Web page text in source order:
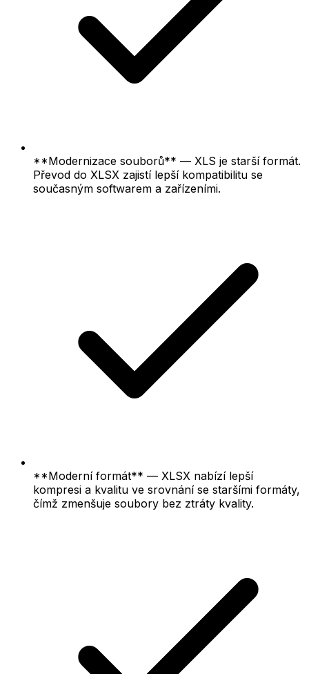
**Modernizace souborů** — XLS je starší formát.
Převod do XLSX zajistí lepší kompatibilitu se
současným softwarem a zařízeními.
**Moderní formát** — XLSX nabízí lepší
kompresi a kvalitu ve srovnání se staršími formáty,
čímž zmenšuje soubory bez ztráty kvality.